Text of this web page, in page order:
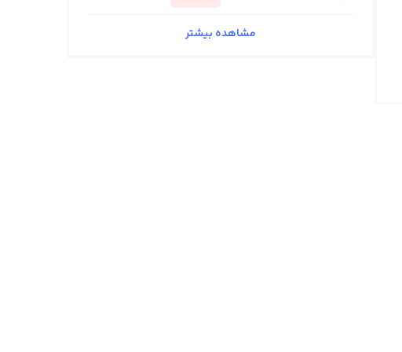
مشاهده بیشتر